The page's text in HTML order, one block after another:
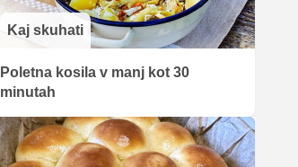
Kaj skuhati
Poletna kosila v manj kot 30
minutah